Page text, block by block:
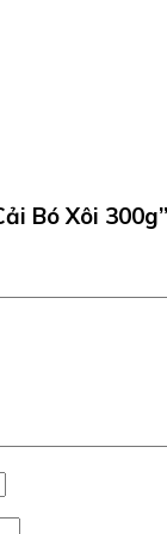
Bó Xôi 300g”